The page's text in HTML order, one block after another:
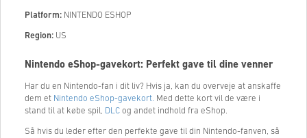
Platform: NINTENDO ESHOP
Region: US
Nintendo eShop-gavekort: Perfekt gave til dine venner
Har du en Nintendo-fan i dit liv? Hvis ja, kan du overveje at anskaffe
dem et Nintendo eShop-gavekort. Med dette kort vil de være i
stand til at købe spil, DLC og andet indhold fra eShop.
Så hvis du leder efter den perfekte gave til din Nintendo-fanven, så